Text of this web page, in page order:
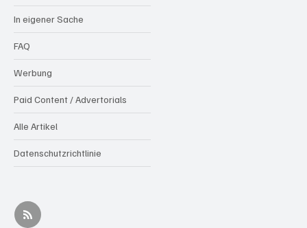
In eigener Sache
FAQ
Werbung
Paid Content / Advertorials
Alle Artikel
Datenschutzrichtlinie